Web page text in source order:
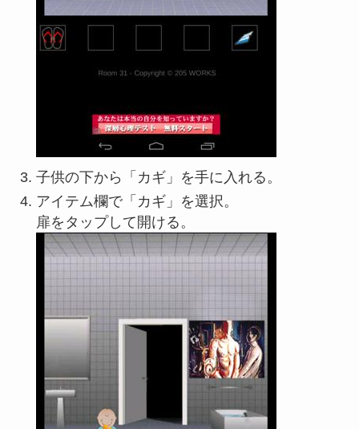
子供の下から「カギ」を手に入れる。
アイテム欄で「カギ」を選択。
扉をタップして開ける。